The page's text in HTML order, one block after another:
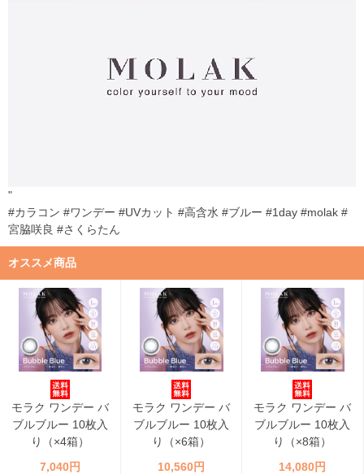
"
#カラコン #ワンデー #UVカット #高含水 #ブルー #1day #molak #
宮脇咲良 #さくらたん
オススメ商品
モラク ワンデー バ
ブルブルー 10枚入
り（×4箱）
7,040円
モラク ワンデー バ
ブルブルー 10枚入
り（×6箱）
10,560円
モラク ワンデー バ
ブルブルー 10枚入
り（×8箱）
14,080円